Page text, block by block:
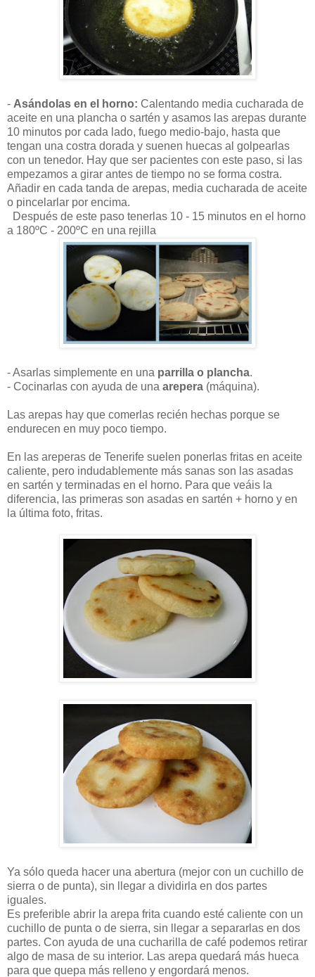
- Asándolas en el horno: Calentando media cucharada de
aceite en una plancha o sartén y asamos las arepas durante
10 minutos por cada lado, fuego medio-bajo, hasta que
tengan una costra dorada y suenen huecas al golpearlas
con un tenedor. Hay que ser pacientes con este paso, si las
empezamos a girar antes de tiempo no se forma costra.
Añadir en cada tanda de arepas, media cucharada de aceite
o pincelarlar por encima.
Después de este paso tenerlas 10 - 15 minutos en el horno
a 180ºC - 200ºC en una rejilla
- Asarlas simplemente en una parrilla o plancha.
- Cocinarlas con ayuda de una arepera (máquina).
Las arepas hay que comerlas recién hechas porque se
endurecen en muy poco tiempo.
En las areperas de Tenerife suelen ponerlas fritas en aceite
caliente, pero indudablemente más sanas son las asadas
en sartén y terminadas en el horno. Para que veáis la
diferencia, las primeras son asadas en sartén + horno y en
la última foto, fritas.
Ya sólo queda hacer una abertura (mejor con un cuchillo de
sierra o de punta), sin llegar a dividirla en dos partes
iguales.
Es preferible abrir la arepa frita cuando esté caliente con un
cuchillo de punta o de sierra, sin llegar a separarlas en dos
partes. Con ayuda de una cucharilla de café podemos retirar
algo de masa de su interior. Las arepa quedará más hueca
para que quepa más relleno y engordará menos.